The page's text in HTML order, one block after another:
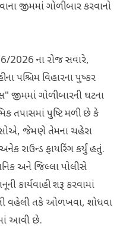
જીમમાં ગોળીબાર કરવાનો
2026 ના રોજ સવારે,
પશ્ચિમ વિહારના પુષ્કર
ગોળીબારની ઘટના
તપાસમાં પુષ્ટિ મળી છે કે
જેમણે તેમના ચહેરા
રાઉન્ડ ફાયરિંગ કર્યું હતું.
અને જિલ્લા પોલીસે
કાર્યવાહી શરૂ કરવામાં
વહેલી તકે ઓળખવા, શોધવા
આવી છે.